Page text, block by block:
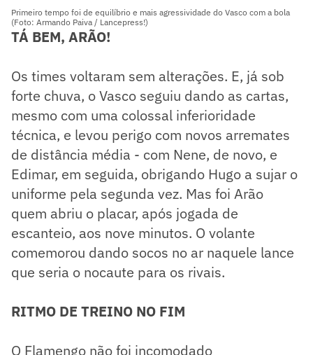
Primeiro tempo foi de equilíbrio e mais agressividade do Vasco com a bola
(Foto: Armando Paiva / Lancepress!)
TÁ BEM, ARÃO!
Os times voltaram sem alterações. E, já sob
forte chuva, o Vasco seguiu dando as cartas,
mesmo com uma colossal inferioridade
técnica, e levou perigo com novos arremates
de distância média - com Nene, de novo, e
Edimar, em seguida, obrigando Hugo a sujar o
uniforme pela segunda vez. Mas foi Arão
quem abriu o placar, após jogada de
escanteio, aos nove minutos. O volante
comemorou dando socos no ar naquele lance
que seria o nocaute para os rivais.
RITMO DE TREINO NO FIM
O Flamengo não foi incomodado